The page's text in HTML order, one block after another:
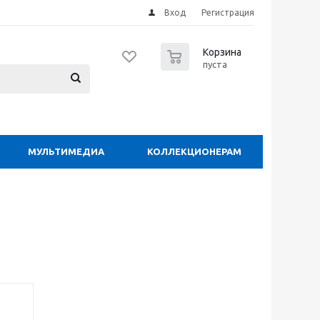
Вход Регистрация
Корзина
пуста
МУЛЬТИМЕДИА КОЛЛЕКЦИОНЕРАМ